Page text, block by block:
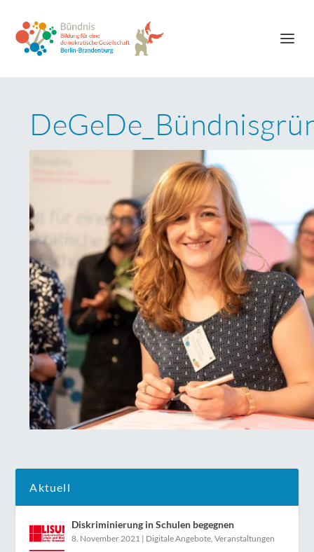
Aktuell
Diskriminierung in Schulen begegnen
8. November 2021 | Digitale Angebote,Veranstaltungen